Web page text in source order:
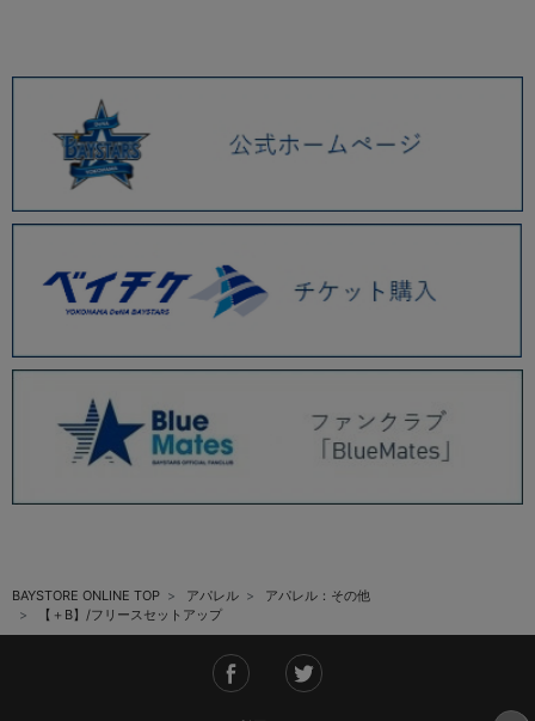
BAYSTORE ONLINE TOP アパレル
アパレル：その他
【＋B】/フリースセットアップ